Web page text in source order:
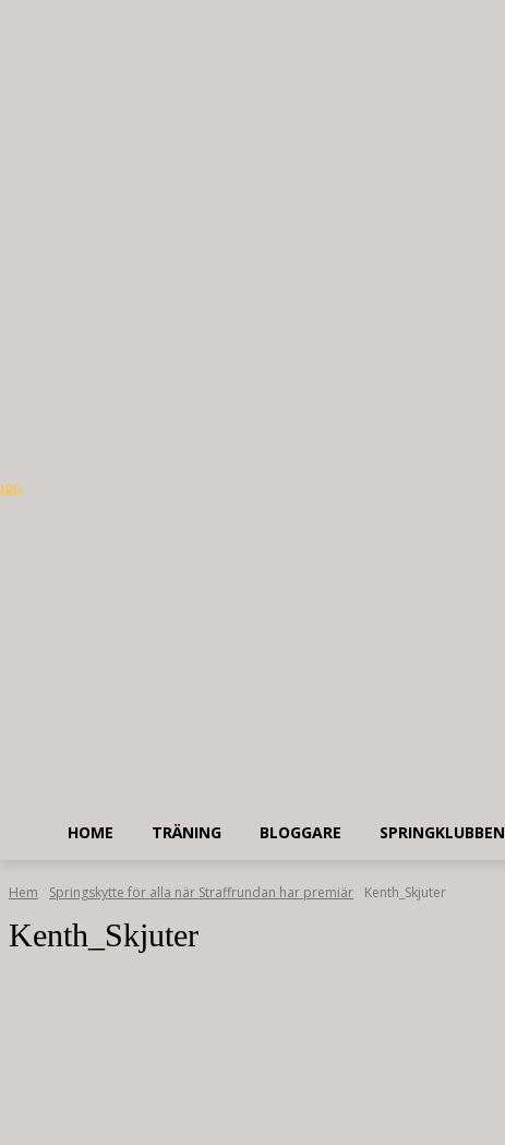
HOME TRÄNING BLOGGARE SPRINGKLUBBEN
Hem Springskytte för alla när Straffrundan har premiär Kenth_Skjuter
Kenth_Skjuter